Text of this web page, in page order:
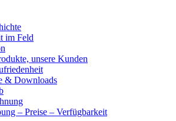
im Feld
unsere Kunden
& Downloads
– Preise – Verfügbarkeit